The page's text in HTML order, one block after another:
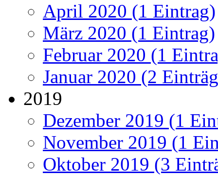
April 2020 (1 Eintrag)
März 2020 (1 Eintrag)
Februar 2020 (1
Januar 2020 (2
2019
Dezember 2019 (1
November 2019 (1
Oktober 2019 (3